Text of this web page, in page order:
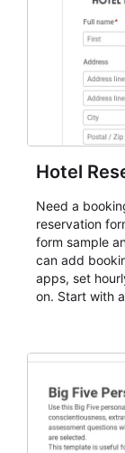
Hotel
Need a
reservation
form sample
can add
apps, set
on. Start with